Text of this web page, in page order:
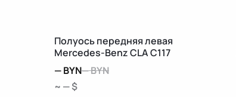
Полуось передняя левая
Mercedes-Benz CLA C117
—BYN—BYN
~ — $